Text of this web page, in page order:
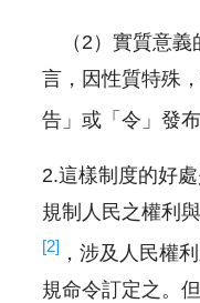
（2）實質意義
言，因性質特殊
告」或「令」發
2.這樣制度的好
規制人民之權利
[2] ，涉及人民權
規命令訂定之。